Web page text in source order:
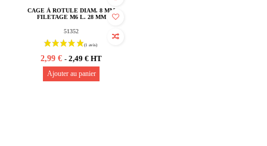
CAGE À ROTULE DIAM. 8 MM
FILETAGE M6 L. 28 MM
51352
2,99 € - 2,49 € HT
Ajouter au panier